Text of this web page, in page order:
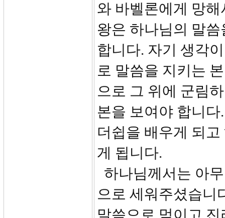
와 바벨론에게 망
왕은 하나님의 말
합니다. 자기 생각
로 말씀을 지키는
으로 그 위에 군림
본을 보여야 합니
더쉽을 배우게 되
게 됩니다.
하나님께서는 아
으로 세워주셨습니
말씀으로 먹이고